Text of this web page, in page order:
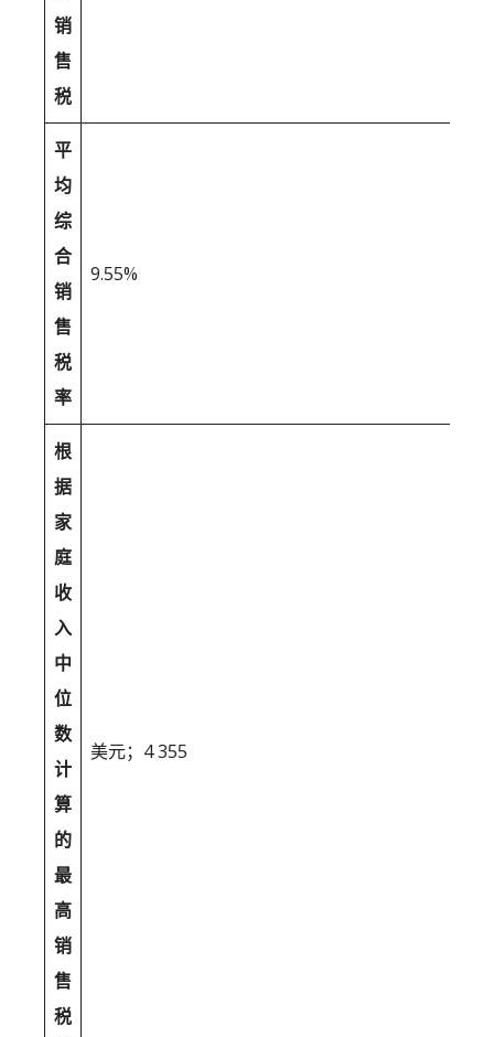
销
售
税
平
均
综
合
销
售
税
率
9.55%
根
据
家
庭
收
入
中
位
数
计
算
的
最
高
销
售
税
美元；4 355